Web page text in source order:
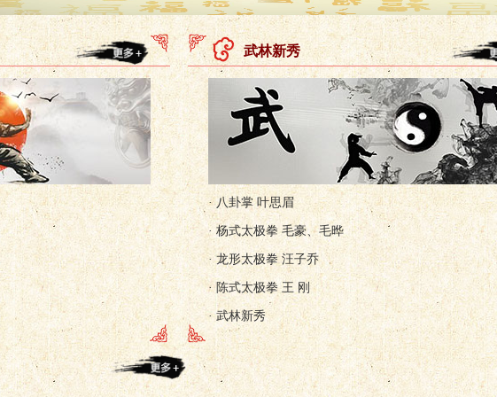
武林新秀
· 八卦掌 叶思眉
· 杨式太极拳 毛豪、毛晔
· 龙形太极拳 汪子乔
· 陈式太极拳 王 刚
· 武林新秀